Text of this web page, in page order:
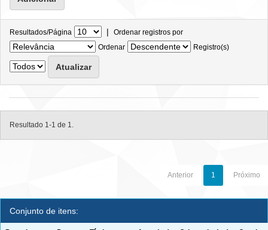
Resultados/Página | Ordenar registros por
Ordenar
Registro(s)
Resultado 1-1 de 1.
Anterior 1 Próximo
Conjunto de itens: